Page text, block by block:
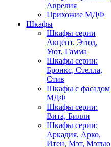
Аврелия
Прихожие МДФ
Шкафы
Шкафы серии
Акцент, Этюд,
Уют, Гамма
Шкафы серии:
Бронкс, Стелла,
Стив
Шкафы с фасадом
МДФ
Шкафы серии:
Вита, Билли
Шкафы серии:
Аркадия, Арко,
Итен, Мэт, Мэтью